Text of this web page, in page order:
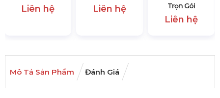
Liên hệ Liên hệ
Trọn Gói
Liên hệ
Mô Tả Sản Phẩm Đánh Giá